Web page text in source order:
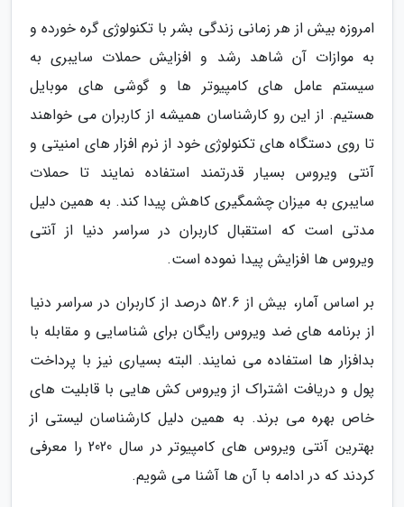
امروزه بیش از هر زمانی زندگی بشر با تکنولوژی گره خورده و
به موازات آن شاهد رشد و افزایش حملات سایبری به
سیستم عامل های کامپیوتر ها و گوشی های موبایل
هستیم. از این رو کارشناسان همیشه از کاربران می خواهند
تا روی دستگاه های تکنولوژی خود از نرم افزار های امنیتی و
آنتی ویروس بسیار قدرتمند استفاده نمایند تا حملات
سایبری به میزان چشمگیری کاهش پیدا کند. به همین دلیل
مدتی است که استقبال کاربران در سراسر دنیا از آنتی
ویروس ها افزایش پیدا نموده است.
بر اساس آمار، بیش از 52.6 درصد از کاربران در سراسر دنیا
از برنامه های ضد ویروس رایگان برای شناسایی و مقابله با
بدافزار ها استفاده می نمایند. البته بسیاری نیز با پرداخت
پول و دریافت اشتراک از ویروس کش هایی با قابلیت های
خاص بهره می برند. به همین دلیل کارشناسان لیستی از
بهترین آنتی ویروس های کامپیوتر در سال 2020 را معرفی
کردند که در ادامه با آن ها آشنا می شویم.